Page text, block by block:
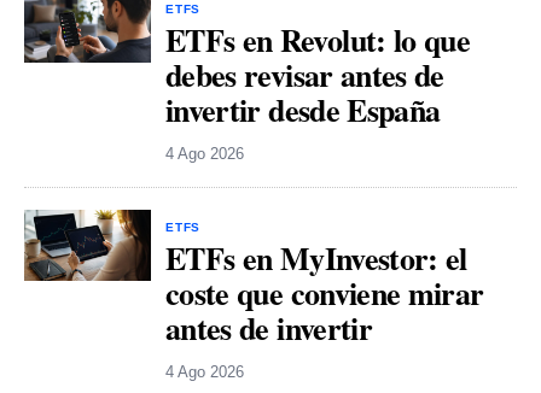
ETFS
ETFs en Revolut: lo que
debes revisar antes de
invertir desde España
4 Ago 2026
ETFS
ETFs en MyInvestor: el
coste que conviene mirar
antes de invertir
4 Ago 2026